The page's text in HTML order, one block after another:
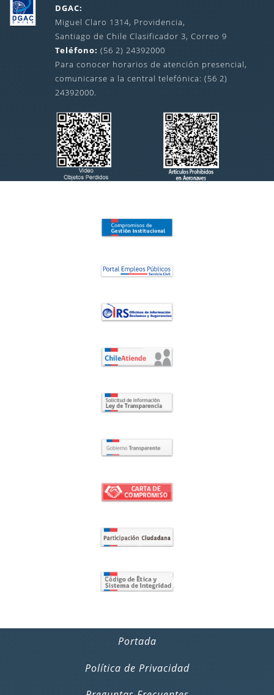
DGAC:
Miguel Claro 1314, Providencia,
Santiago de Chile Clasificador 3, Correo 9
Teléfono: (56 2) 24392000
Para conocer horarios de atención presencial,
comunicarse a la central telefónica: (56 2)
24392000.
Portada
Política de Privacidad